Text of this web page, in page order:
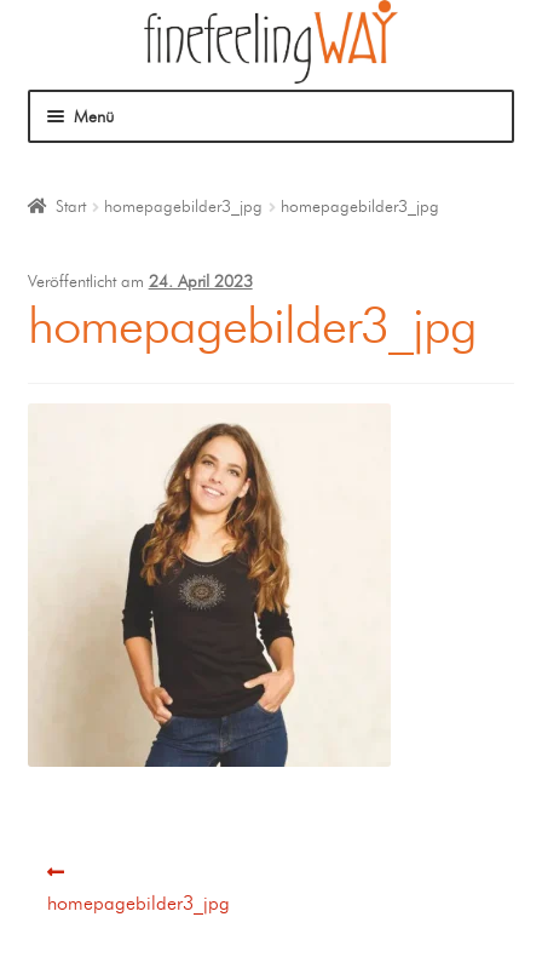
Menü
Coaching
Start homepagebilder3_jpg homepagebilder3_jpg
Veröffentlicht am 24. April 2023
homepagebilder3_jpg
homepagebilder3_jpg